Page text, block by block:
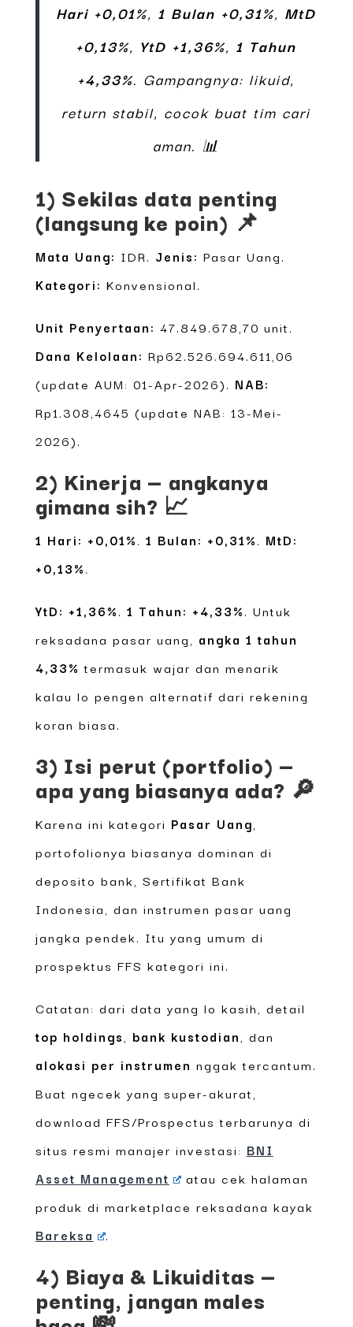
Hari +0,01%, 1 Bulan +0,31%, MtD
+0,13%, YtD +1,36%, 1 Tahun
+4,33%. Gampangnya: likuid,
return stabil, cocok buat tim cari
aman. 📊
1) Sekilas data penting
(langsung ke poin) 📌
Mata Uang: IDR. Jenis: Pasar Uang.
Kategori: Konvensional.
Unit Penyertaan: 47.849.678,70 unit.
Dana Kelolaan: Rp62.526.694.611,06
(update AUM: 01-Apr-2026). NAB:
Rp1.308,4645 (update NAB: 13-Mei-
2026).
2) Kinerja — angkanya
gimana sih? 📈
1 Hari: +0,01%. 1 Bulan: +0,31%. MtD:
+0,13%.
YtD: +1,36%. 1 Tahun: +4,33%. Untuk
reksadana pasar uang, angka 1 tahun
4,33% termasuk wajar dan menarik
kalau lo pengen alternatif dari rekening
koran biasa.
3) Isi perut (portfolio) —
apa yang biasanya ada? 🔎
Karena ini kategori Pasar Uang
portofolionya biasanya dominan di
deposito bank, Sertifikat Bank
Indonesia, dan instrumen pasar uang
jangka pendek. Itu yang umum di
prospektus FFS kategori ini.
Catatan: dari data yang lo kasih, detail
top holdings
bank kustodian , dan
alokasi per instrumen nggak tercantum.
Buat ngecek yang super-akurat,
download FFS/Prospectus terbarunya di
situs resmi manajer investasi: BNI
Asset Management
atau cek halaman
produk di marketplace reksadana kayak
Bareksa
.
4) Biaya & Likuiditas —
penting, jangan males